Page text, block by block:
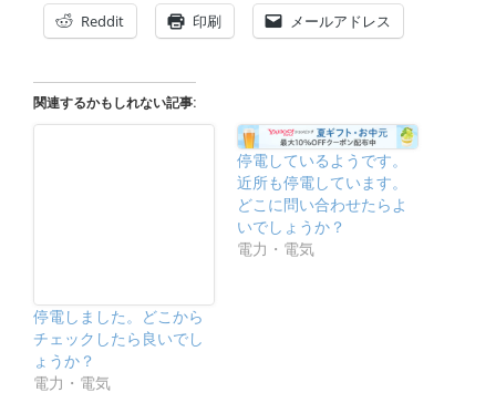
Reddit 印刷 メールアドレス
関連するかもしれない記事:
停電しました。どこから
チェックしたら良いでし
ょうか？
電力・電気
停電しているようです。
近所も停電しています。
どこに問い合わせたらよ
いでしょうか？
電力・電気